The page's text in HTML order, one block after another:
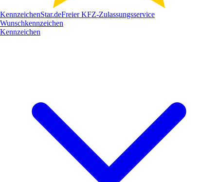
KennzeichenStar.deFreier KFZ-Zulassungsservice
Wunschkennzeichen
Kennzeichen